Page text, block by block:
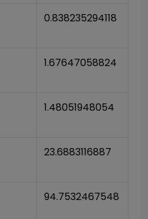
0.838235294118
1.67647058824
1.48051948054
23.6883116887
94.7532467548